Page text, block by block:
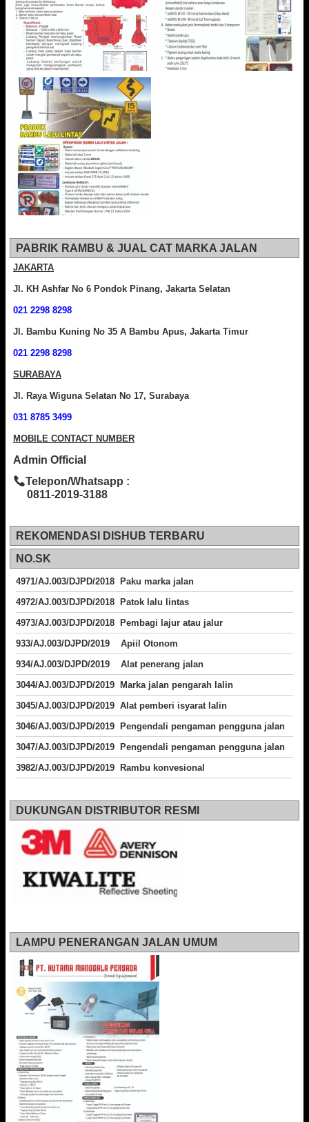
PABRIK RAMBU & JUAL CAT MARKA JALAN
JAKARTA
Jl. KH Ashfar No 6 Pondok Pinang, Jakarta Selatan
021 2298 8298
Jl. Bambu Kuning No 35 A Bambu Apus, Jakarta Timur
021 2298 8298
SURABAYA
Jl. Raya Wiguna Selatan No 17, Surabaya
031 8785 3499
MOBILE CONTACT NUMBER
Admin Official
Telepon/Whatsapp :
0811-2019-3188
REKOMENDASI DISHUB TERBARU
NO.SK
4971/AJ.003/DJPD/2018 Paku marka jalan
4972/AJ.003/DJPD/2018 Patok lalu lintas
4973/AJ.003/DJPD/2018
Pembagi lajur atau jalur
933/AJ.003/DJPD/2019 Apiil Otonom
934/AJ.003/DJPD/2019 Alat penerang jalan
3044/AJ.003/DJPD/2019 Marka jalan pengarah lalin
3045/AJ.003/DJPD/2019 Alat pemberi isyarat lalin
3046/AJ.003/DJPD/2019 Pengendali pengaman pengguna jalan
3047/AJ.003/DJPD/2019 Pengendali pengaman pengguna jalan
3982/AJ.003/DJPD/2019 Rambu konvesional
DUKUNGAN DISTRIBUTOR RESMI
LAMPU PENERANGAN JALAN UMUM